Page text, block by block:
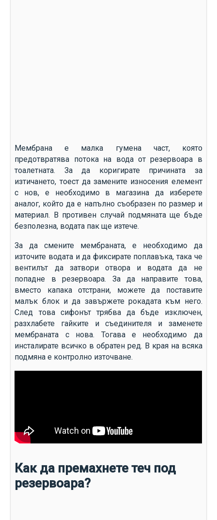
Мембрана е малка гумена част, която
предотвратява потока на вода от резервоара в
тоалетната. За да коригирате причината за
изтичането, тоест да замените износения елемент
с нов, е необходимо в магазина да изберете
аналог, който да е напълно съобразен по размер и
материал. В противен случай подмяната ще бъде
безполезна, водата пак ще изтече.
За да смените мембраната, е необходимо да
източите водата и да фиксирате поплавъка, така че
вентилът да затвори отвора и водата да не
попадне в резервоара. За да направите това,
вместо капака отстрани, можете да поставите
малък блок и да завържете рокадата към него.
След това сифонът трябва да бъде изключен,
разхлабете гайките и съединителя и заменете
мембраната с нова. Тогава е необходимо да
инсталирате всичко в обратен ред. В края на всяка
подмяна е контролно източване.
Как да премахнете теч под
резервоара?